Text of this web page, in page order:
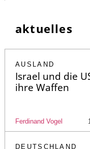
aktuelles
AUSLAND
Israel und die
ihre Waffen
Ferdinand Vogel
DEUTSCHLAND